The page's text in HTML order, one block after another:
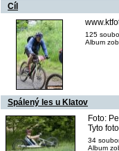
Cíl
125
Album
Spálený les u Klatov
Foto:
Tyto
34
Album